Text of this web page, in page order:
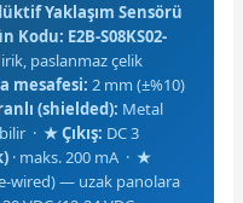
Yaklaşım Sensörü
Kodu: E2B-S08KS02-
paslanmaz çelik
mesafesi: 2 mm (±%10)
(shielded): Metal
· ★ Çıkış: DC 3
· maks. 200 mA · ★
wired) — uzak panolara